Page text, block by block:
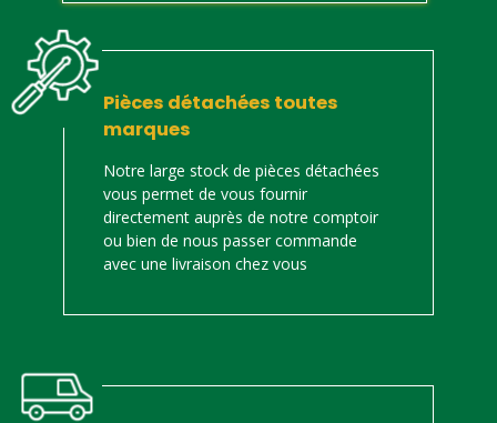
Pièces détachées toutes
marques
Notre large stock de pièces détachées
vous permet de vous fournir
directement auprès de notre comptoir
ou bien de nous passer commande
avec une livraison chez vous